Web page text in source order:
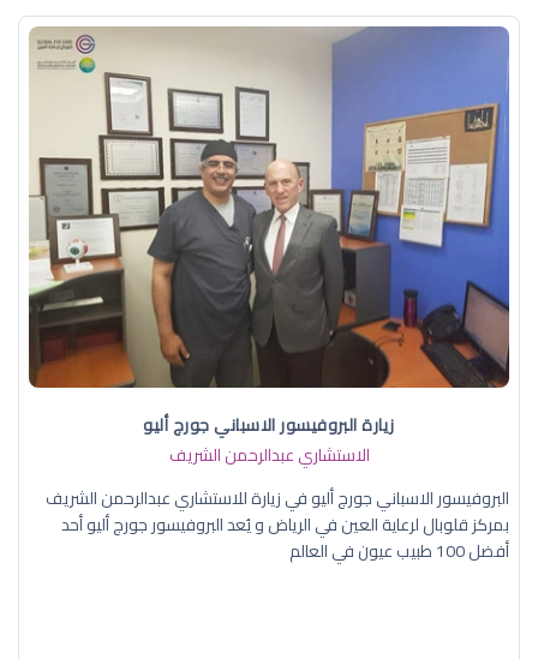
زيارة البروفيسور الاسباني جورج أليو
الاستشاري عبدالرحمن الشريف
البروفيسور الاسباني جورج أليو في زيارة للاستشاري عبدالرحمن الشريف
بمركز قلوبال لرعاية العين في الرياض و يُعد البروفيسور جورج أليو أحد
أفضل 100 طبيب عيون في العالم